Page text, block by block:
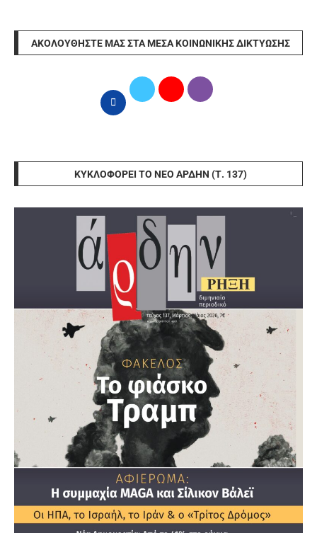
ΑΚΟΛΟΥΘΉΣΤΕ ΜΑΣ ΣΤΑ ΜΈΣΑ ΚΟΙΝΩΝΙΚΉΣ ΔΙΚΤΎΩΣΗΣ
ΚΥΚΛΟΦΟΡΕΊ ΤΟ ΝΈΟ ΆΡΔΗΝ (Τ. 137)